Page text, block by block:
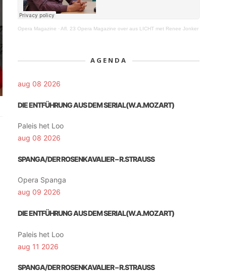
Opera Magazine · Afl. 23 Opera Magazine over aus LICHT met Renee Jonker
AGENDA
aug 08 2026
DIE ENTFÜHRUNG AUS DEM SERIAL(W.A.MOZART)
Paleis het Loo
aug 08 2026
SPANGA/DER ROSENKAVALIER – R.STRAUSS
Opera Spanga
aug 09 2026
DIE ENTFÜHRUNG AUS DEM SERIAL(W.A.MOZART)
Paleis het Loo
aug 11 2026
SPANGA/DER ROSENKAVALIER – R.STRAUSS